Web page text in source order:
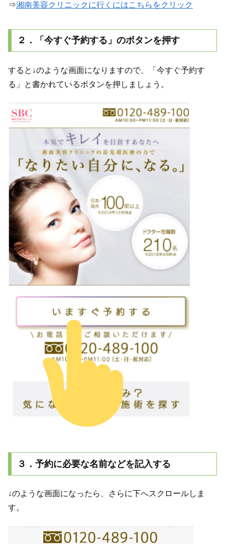
⇒湘南美容クリニックに行くにはこちらをクリック
２．「今すぐ予約する」のボタンを押す
すると↓のような画面になりますので、「今すぐ予約す
る」と書かれているボタンを押しましょう。
３．予約に必要な名前などを記入する
↓のような画面になったら、さらに下へスクロールしま
す。